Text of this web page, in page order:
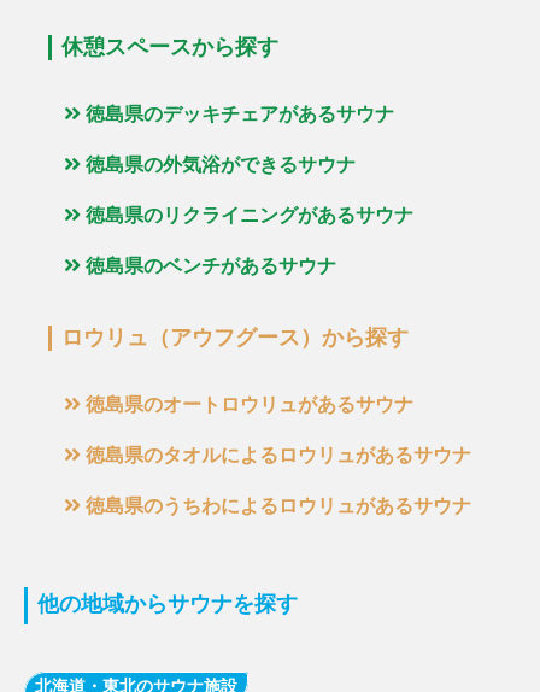
休憩スペースから探す
徳島県のデッキチェアがあるサウナ
徳島県の外気浴ができるサウナ
徳島県のリクライニングがあるサウナ
徳島県のベンチがあるサウナ
ロウリュ（アウフグース）から探す
徳島県のオートロウリュがあるサウナ
徳島県のタオルによるロウリュがあるサウナ
徳島県のうちわによるロウリュがあるサウナ
他の地域からサウナを探す
北海道・東北のサウナ施設